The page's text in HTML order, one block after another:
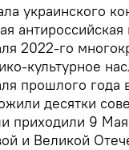
украинского
2022-го
культурное
прошлого года
десятки
приходили 9
и Великой